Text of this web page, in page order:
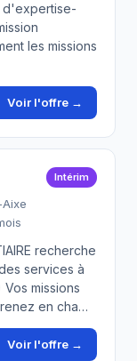
d'expertise-
les missions
Voir l'offre →
Intérim
recherche
services à
missions
en cha…
Voir l'offre →